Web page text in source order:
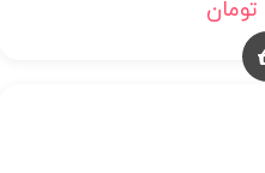
تومان